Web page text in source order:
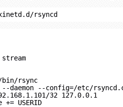
.d /rsyncd
rsync
daemon --config=/etc/rsyncd
/32 127.0.0.1
USERID